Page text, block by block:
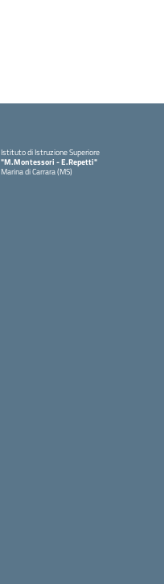
Istituto di Istruzione Superiore
"M.Montessori - E.Repetti"
Marina di Carrara (MS)